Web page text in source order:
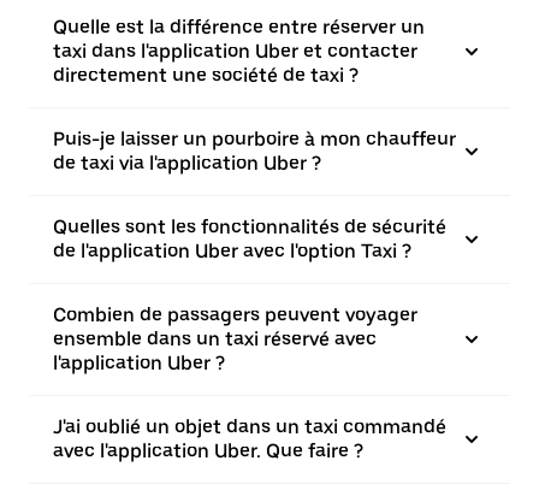
Quelle est la différence entre réserver un
taxi dans l'application Uber et contacter
directement une société de taxi ?
Puis-je laisser un pourboire à mon chauffeur
de taxi via l'application Uber ?
Quelles sont les fonctionnalités de sécurité
de l'application Uber avec l'option Taxi ?
Combien de passagers peuvent voyager
ensemble dans un taxi réservé avec
l'application Uber ?
J'ai oublié un objet dans un taxi commandé
avec l'application Uber. Que faire ?